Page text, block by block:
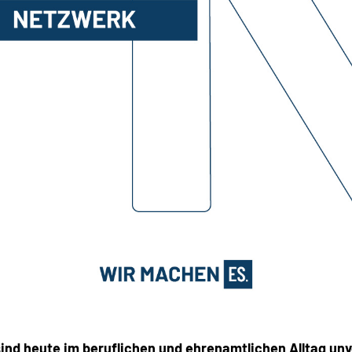
heute im beruflichen und ehrenamtlichen Alltag